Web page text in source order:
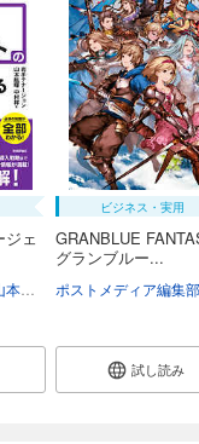
ェ
紘暉 中村祥
ビジネス・実用
GRANBLUE
グランブルー...
ポストメディア編集部
試し読み